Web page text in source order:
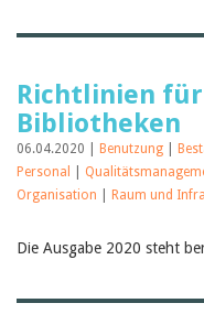
Richtlinien
Bibliotheken
06.04.2020 | Benutzung
Personal
Organisation
Raum und
Die Ausgabe 2020 steht